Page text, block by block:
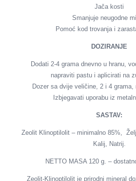
Jača kosti
Smanjuje neugodne
Pomoć kod trovanja i
DOZIRANJE
Dodati 2-4 grama dnevno u hranu,
napraviti pastu i aplicirati na
Dozer sa dvije veličine, 2 i 4
Izbjegavati uporabu iz
SASTAV:
Zeolit Klinoptilolit – minimalno 85%,
Kalij, Natrij.
NETTO MASA 120 g. –
Zeolit-Klinoptilolit je prirodni mineral